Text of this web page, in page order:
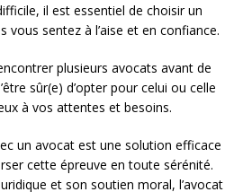
il est essentiel de choisir un
vous sentez à l’aise et en confiance.
plusieurs avocats avant de
sûr(e) d’opter pour celui ou celle
à vos attentes et besoins.
un avocat est une solution efficace
cette épreuve en toute sérénité.
et son soutien moral, l’avocat